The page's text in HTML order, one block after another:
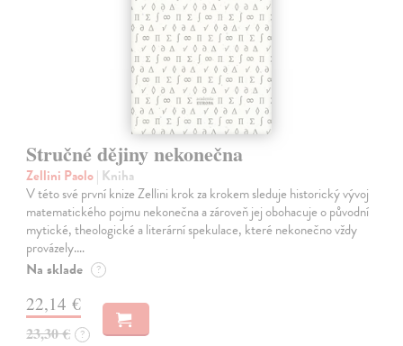
Stručné dějiny nekonečna
Zellini Paolo| Kniha
V této své první knize Zellini krok za krokem sleduje historický vývoj
matematického pojmu nekonečna a zároveň jej obohacuje o původní
mytické, theologické a literární spekulace, které nekonečno vždy
provázely.…
Na sklade ?
22,14 €
23,30 € ?